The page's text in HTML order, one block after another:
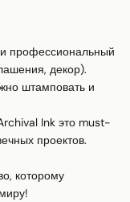
профессиональный
декор).
штамповать и
Ink это must-
проектов.
которому